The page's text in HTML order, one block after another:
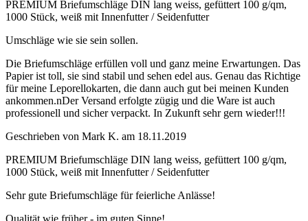
PREMIUM Briefumschläge DIN lang weiss, gefüttert 100 g/qm,
1000 Stück, weiß mit Innenfutter / Seidenfutter
Umschläge wie sie sein sollen.
Die Briefumschläge erfüllen voll und ganz meine Erwartungen. Das
Papier ist toll, sie sind stabil und sehen edel aus. Genau das Richtige
für meine Leporellokarten, die dann auch gut bei meinen Kunden
ankommen.nDer Versand erfolgte zügig und die Ware ist auch
professionell und sicher verpackt. In Zukunft sehr gern wieder!!!
Geschrieben von Mark K. am 18.11.2019
PREMIUM Briefumschläge DIN lang weiss, gefüttert 100 g/qm,
1000 Stück, weiß mit Innenfutter / Seidenfutter
Sehr gute Briefumschläge für feierliche Anlässe!
Qualität wie früher - im guten Sinne!